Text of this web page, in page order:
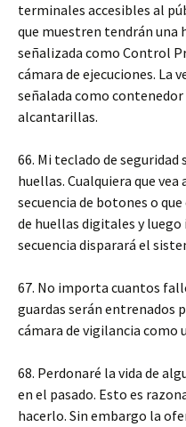
terminales accesibles al
que muestren tendrán
señalizada como Control
cámara de ejecuciones. La
señalada como
alcantarillas.
66. Mi teclado de
huellas. Cualquiera que
secuencia de botones o
de huellas digitales y
secuencia disparará el
67. No importa cuantos
guardas serán entrenados
cámara de vigilancia como
68. Perdonaré la vida de
en el pasado. Esto es
hacerlo. Sin embargo la